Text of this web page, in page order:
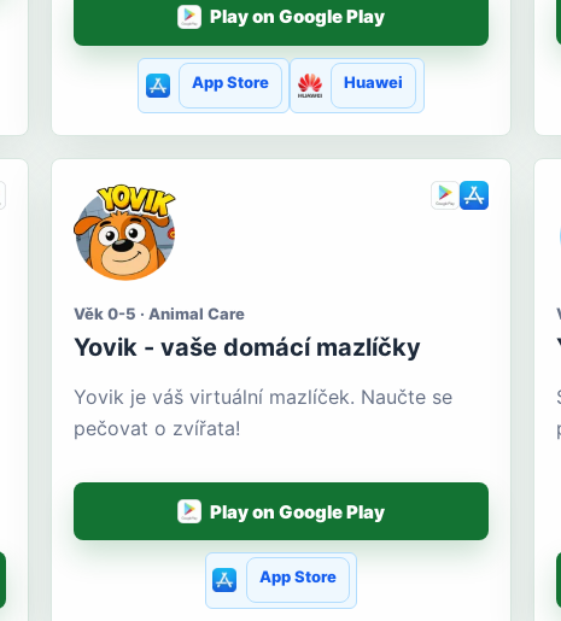
Play on Google Play
App Store Huawei
Věk 0-5 · Animal Care
Yovik - vaše domácí mazlíčky
Yovik je váš virtuální mazlíček. Naučte se
pečovat o zvířata!
Play on Google Play
App Store